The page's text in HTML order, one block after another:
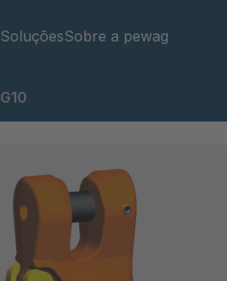
SoluçõesSobre a pewag
G10